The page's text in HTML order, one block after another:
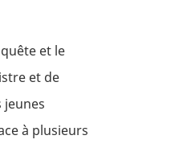
et le
et de
jeunes
à plusieurs